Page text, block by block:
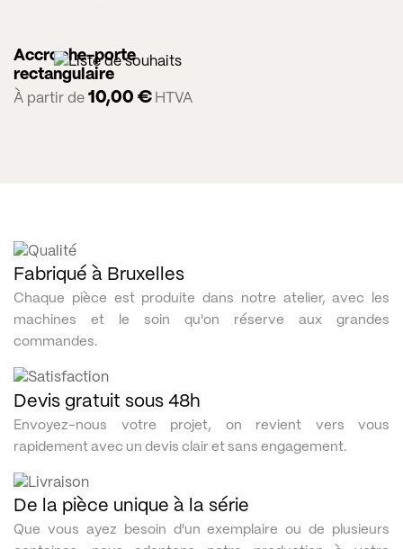
Accroche-porte
rectangulaire
À partir de 10,00 € HTVA
Fabriqué à Bruxelles
Chaque pièce est produite dans notre atelier, avec les
machines et le soin qu'on réserve aux grandes
commandes.
Devis gratuit sous 48h
Envoyez-nous votre projet, on revient vers vous
rapidement avec un devis clair et sans engagement.
De la pièce unique à la série
Que vous ayez besoin d'un exemplaire ou de plusieurs